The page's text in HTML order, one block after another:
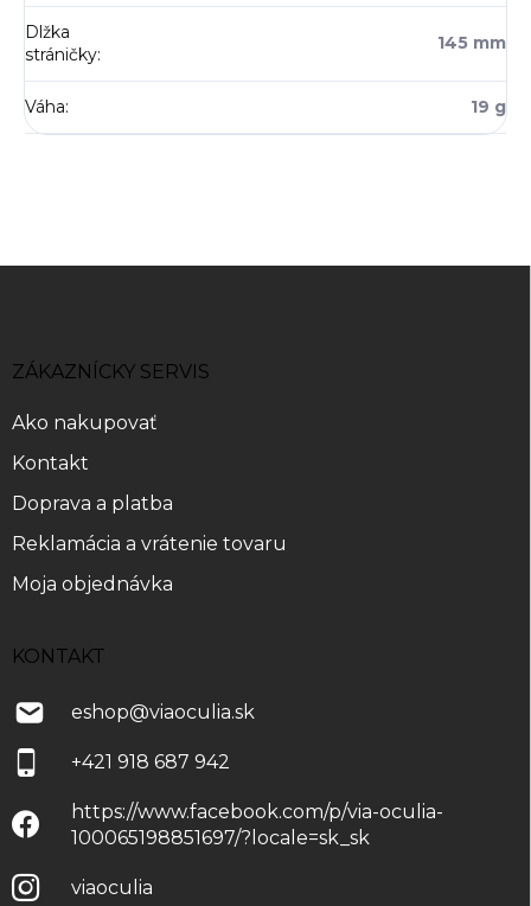
Dlžka
stráničky:
145 mm
Váha: 19 g
e
ZÁKAZNÍCKY SERVIS
Ako nakupovať
Kontakt
Doprava a platba
Reklamácia a vrátenie tovaru
Moja objednávka
KONTAKT
eshop@viaoculia.sk
+421 918 687 942
https://www.facebook.com/p/via-oculia-
100065198851697/?locale=sk_sk
viaoculia